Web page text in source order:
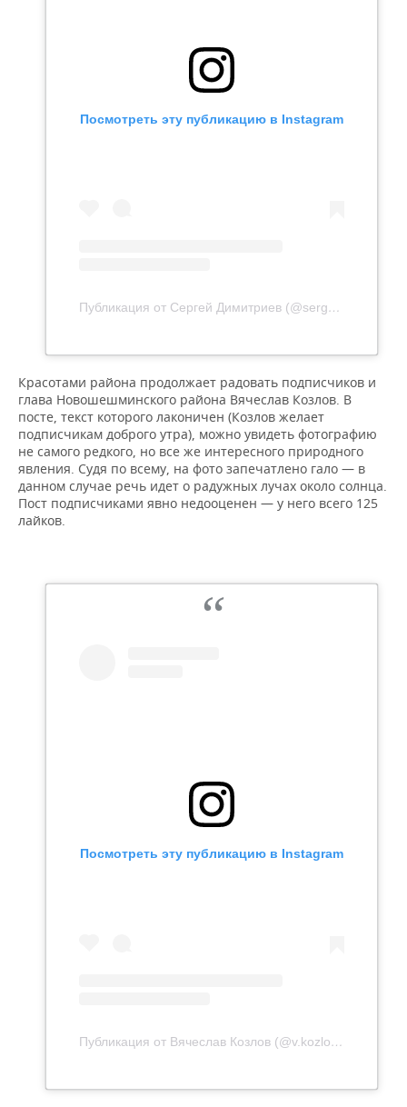
Посмотреть эту публикацию в Instagram
Публикация от Сергей Димитриев (@sergeidimitriev)
Красотами района продолжает радовать подписчиков и
глава Новошешминского района Вячеслав Козлов. В
посте, текст которого лаконичен (Козлов желает
подписчикам доброго утра), можно увидеть фотографию
не самого редкого, но все же интересного природного
явления. Судя по всему, на фото запечатлено гало — в
данном случае речь идет о радужных лучах около солнца.
Пост подписчиками явно недооценен — у него всего 125
лайков.
Посмотреть эту публикацию в Instagram
Публикация от Вячеслав Козлов (@v.kozlov1000)